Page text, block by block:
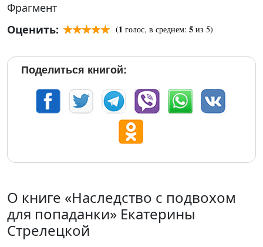
Фрагмент
Оценить:
(1 голос, в среднем: 5 из 5)
Поделиться книгой:
О книге «Наследство с подвохом
для попаданки» Екатерины
Стрелецкой